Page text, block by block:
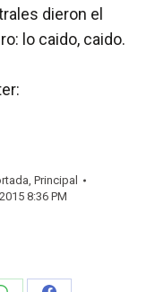
dieron el
lo caido, caido.
, Principal
8:36 PM